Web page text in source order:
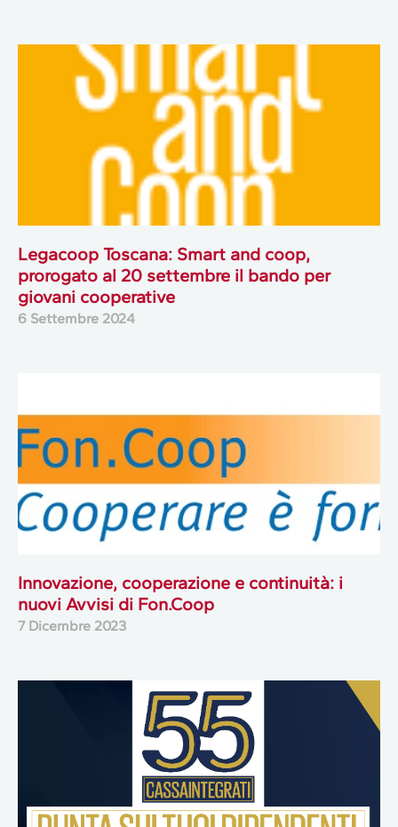
Legacoop Toscana: Smart and coop,
prorogato al 20 settembre il bando per
giovani cooperative
6 Settembre 2024
Innovazione, cooperazione e continuità: i
nuovi Avvisi di Fon.Coop
7 Dicembre 2023